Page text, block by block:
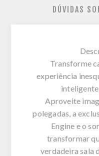
DÚVIDAS
Transforme
experiência
Aproveite
polegadas, a
Engine e o
transformar
verdadeira sala